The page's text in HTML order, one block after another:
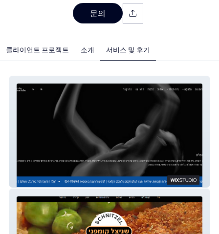
문의
클라이언트 프로젝트 소개 서비스 및 후기
The Jerusalem Ballet website